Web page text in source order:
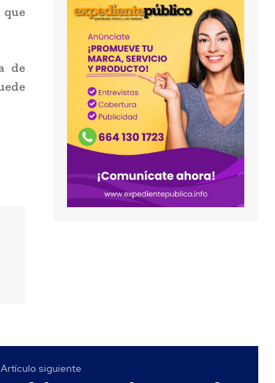
de
Artículo siguiente